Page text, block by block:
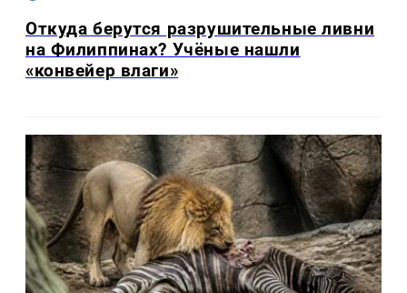
Откуда берутся разрушительные ливни
на Филиппинах? Учёные нашли
«конвейер влаги»